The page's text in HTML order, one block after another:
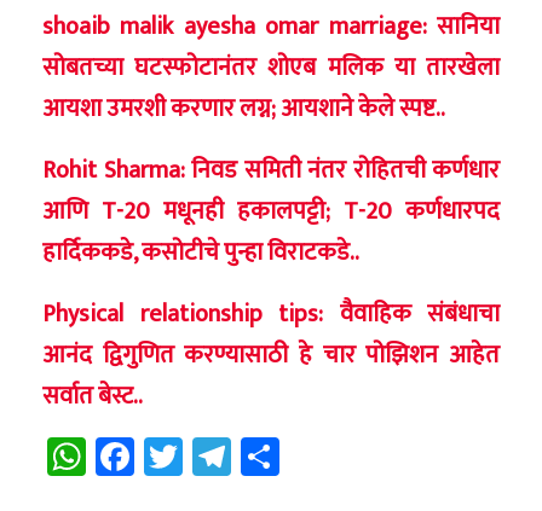
shoaib malik ayesha omar marriage: सानिया
सोबतच्या घटस्फोटानंतर शोएब मलिक या तारखेला
आयशा उमरशी करणार लग्न; आयशाने केले स्पष्ट..
Rohit Sharma: निवड समिती नंतर रोहितची कर्णधार
आणि T-20 मधूनही हकालपट्टी; T-20 कर्णधारपद
हार्दिककडे, कसोटीचे पुन्हा विराटकडे..
Physical relationship tips: वैवाहिक संबंधाचा
आनंद द्विगुणित करण्यासाठी हे चार पोझिशन आहेत
सर्वात बेस्ट..
WhatsApp
Facebook
TwitterTelegram